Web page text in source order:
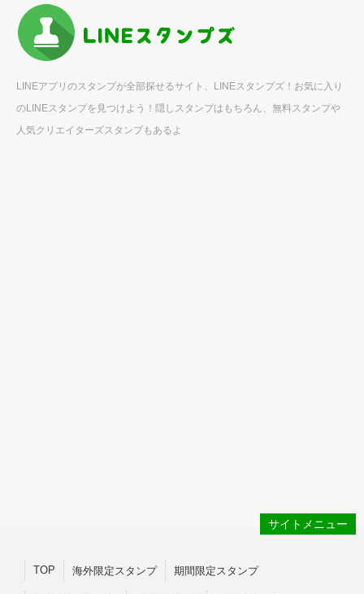
LINEアプリのスタンプが全部探せるサイト、LINEスタンプズ！お気に入り
のLINEスタンプを見つけよう！隠しスタンプはもちろん、無料スタンプや
人気クリエイターズスタンプもあるよ
サイトメニュー
TOP 海外限定スタンプ 期間限定スタンプ